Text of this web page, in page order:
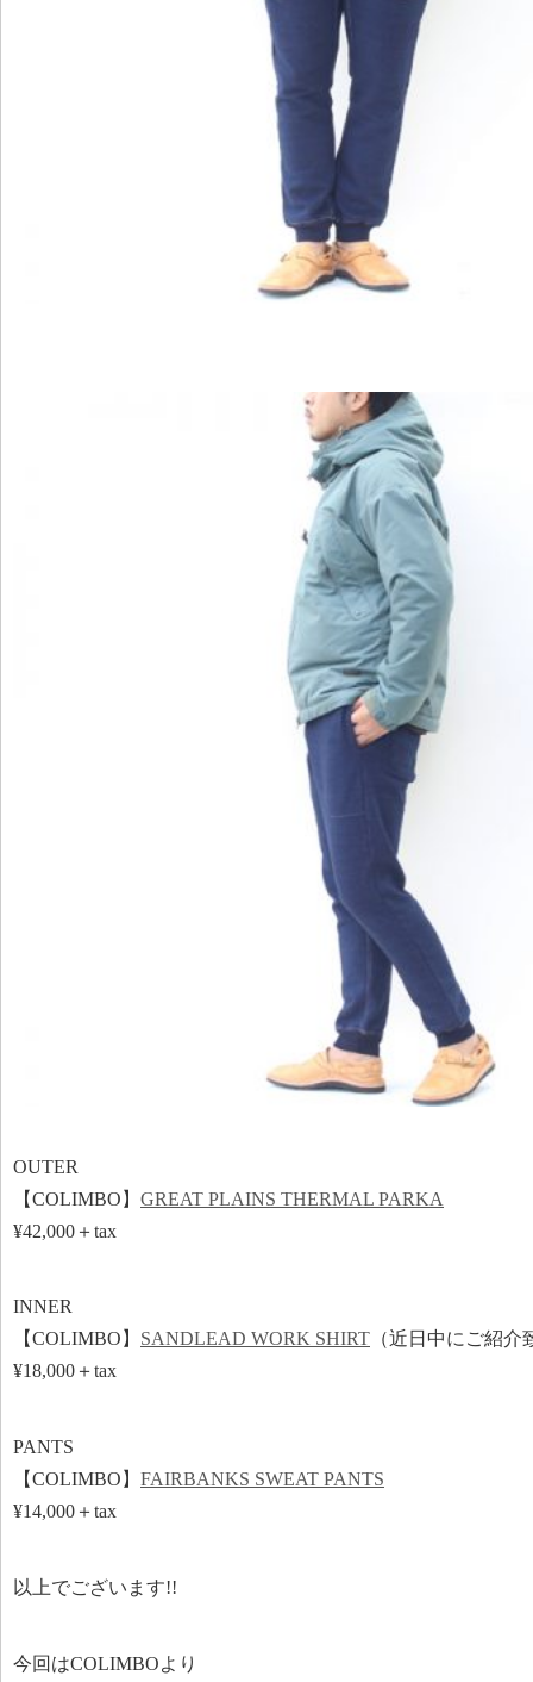
OUTER
【COLIMBO】 GREAT PLAINS THERMAL PARKA
¥42,000＋tax
INNER
【COLIMBO】 SANDLEAD WORK SHIRT （近日中にご紹介
¥18,000＋tax
PANTS
【COLIMBO】 FAIRBANKS SWEAT PANTS
¥14,000＋tax
以上でございます!!
今回はCOLIMBOより